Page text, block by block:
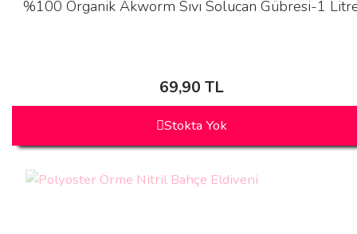
%100 Organik Akworm Sıvı Solucan Gübresi-1
69,90 TL
Stokta Yok